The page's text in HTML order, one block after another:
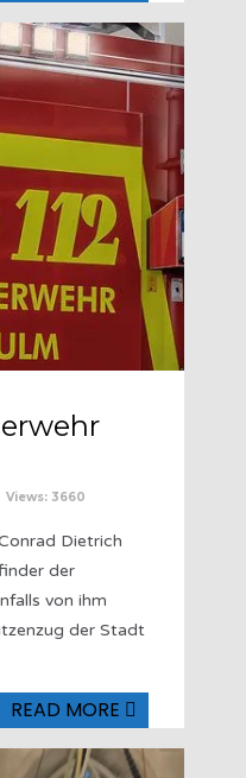
Views: 3660
Dietrich
der
von ihm
der Stadt
READ MORE